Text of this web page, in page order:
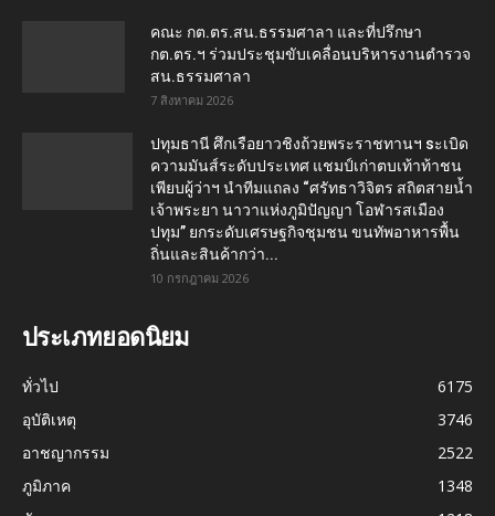
คณะ กต.ตร.สน.ธรรมศาลา และที่ปรึกษา
กต.ตร.ฯ ร่วมประชุมขับเคลื่อนบริหารงานตำรวจ
สน.ธรรมศาลา
7 สิงหาคม 2026
ปทุมธานี ศึกเรือยาวชิงถ้วยพระราชทานฯ sะเบิด
ความมันส์ระดับประเทศ แชมป์เก่าตบเท้าท้าชน
เพียบผู้ว่าฯ นำทีมแถลง “ศรัทธาวิจิตร สถิตสายน้ำ
เจ้าพระยา นาวาแห่งภูมิปัญญา โอฬารสเมือง
ปทุม” ยกระดับเศรษฐกิจชุมชน ขนทัพอาหารพื้น
ถิ่นและสินค้ากว่า...
10 กรกฎาคม 2026
ประเภทยอดนิยม
ทั่วไป
6175
อุบัติเหตุ
3746
อาชญากรรม
2522
ภูมิภาค
1348